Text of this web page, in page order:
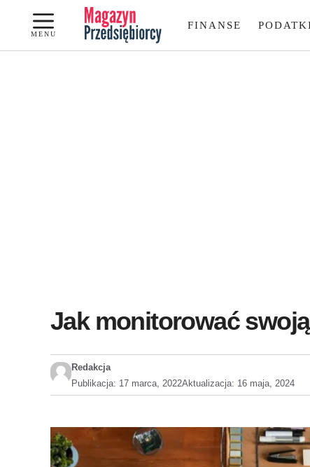
Przejdź
treści
MENU
FINANSE
Jak monitorować
Redakcja
Publikacja: 17 marca, 2022Aktualizacja: 16 maja, 2024